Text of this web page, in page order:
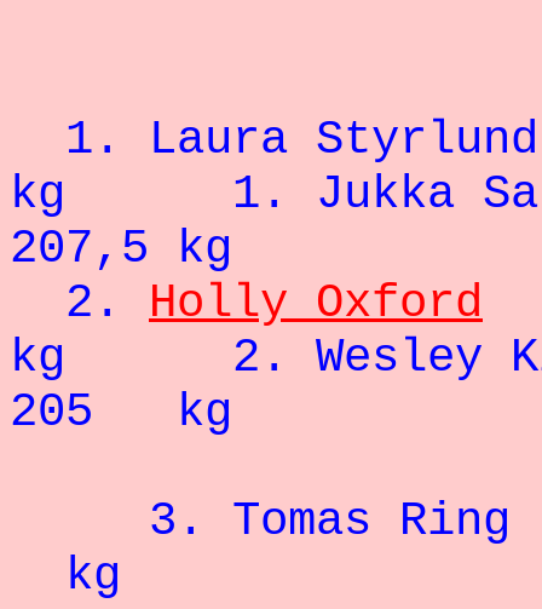
1. Laura
kg 1. Jukka
207,5 kg
2. Holly Oxford
kg 2. Wesley
205 kg
3. Tomas Ring
kg